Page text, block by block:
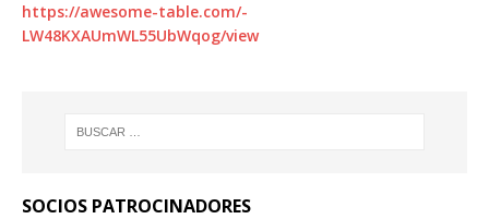
https://awesome-table.com/-
LW48KXAUmWL55UbWqog/view
SOCIOS PATROCINADORES